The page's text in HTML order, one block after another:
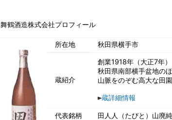
舞鶴酒造株式会社プロフィール
所在地 秋田県横手市
蔵紹介
創業1918年（大正7年）
秋田県南部横手盆地の
山脈をのぞむ高大な田
蔵詳細情報
代表銘柄 田人人（たびと）山廃